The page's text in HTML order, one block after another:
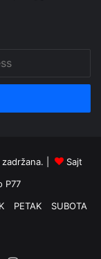
|
Sajt
P77
PETAK
SUBOTA